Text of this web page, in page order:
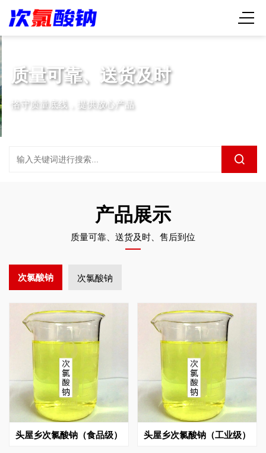
质量可靠、送货及时
恪守质量底线，提供放心产品
产品展示
质量可靠、送货及时、售后到位
次氯酸钠 次氯酸钠
头屋乡次氯酸钠（食品级） 头屋乡次氯酸钠（工业级）